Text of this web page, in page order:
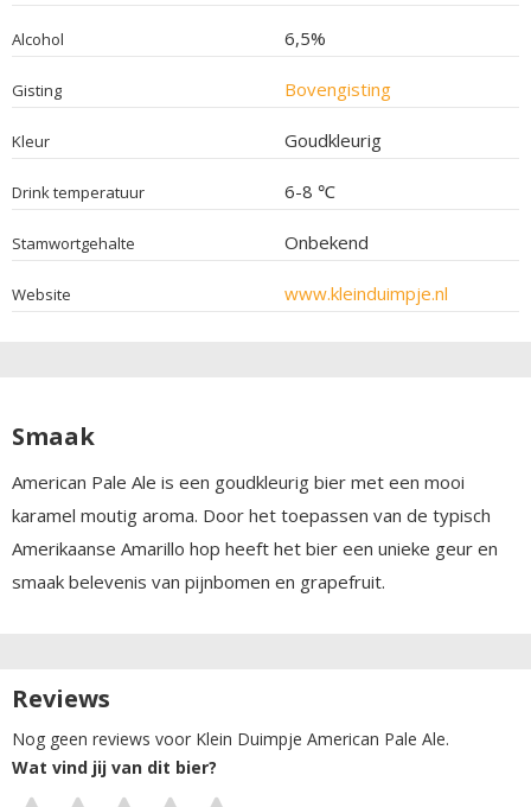
Alcohol 6,5%
Gisting Bovengisting
Kleur Goudkleurig
Drink temperatuur 6-8 ℃
Stamwortgehalte Onbekend
Website www.kleinduimpje.nl
Smaak
American Pale Ale is een goudkleurig bier met een mooi
karamel moutig aroma. Door het toepassen van de typisch
Amerikaanse Amarillo hop heeft het bier een unieke geur en
smaak belevenis van pijnbomen en grapefruit.
Reviews
Nog geen reviews voor Klein Duimpje American Pale Ale.
Wat vind jij van dit bier?